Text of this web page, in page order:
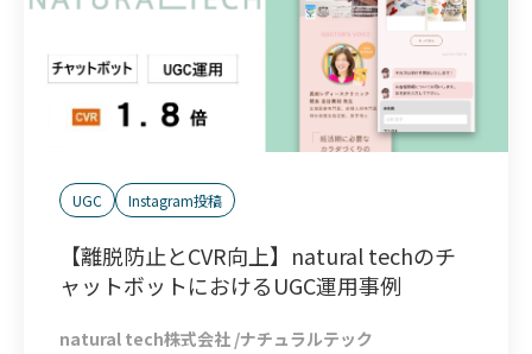
UGC Instagram投稿
【離脱防止とCVR向上】natural techのチ
ャットボットにおけるUGC運用事例
natural tech株式会社 /ナチュラルテック